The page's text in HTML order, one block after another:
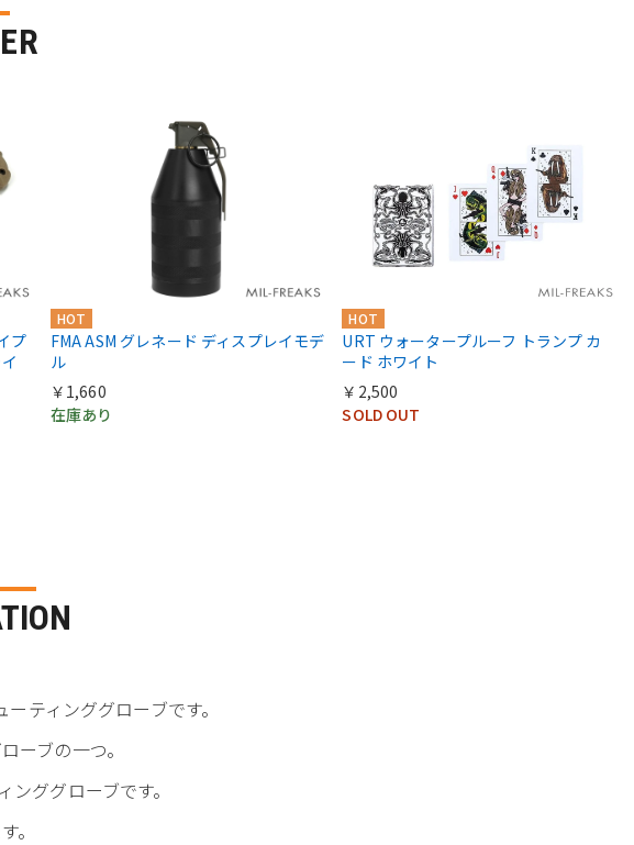
プ
HOT
FMA ASM グレネード ディスプレイモデ
ル
￥1,660
在庫あり
HOT
URT ウォータープルーフ トランプ カ
ード ホワイト
￥2,500
SOLD OUT
ティンググローブです。
ーブの一つ。
ググローブです。
。